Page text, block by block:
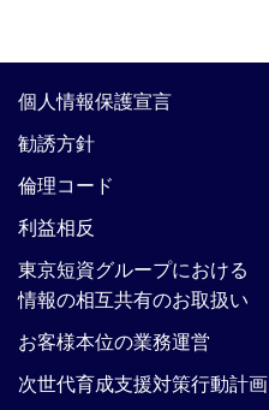
個人情報保護宣言
勧誘方針
倫理コード
利益相反
東京短資グループにおける
情報の相互共有のお取扱い
お客様本位の業務運営
次世代育成支援対策行動計画